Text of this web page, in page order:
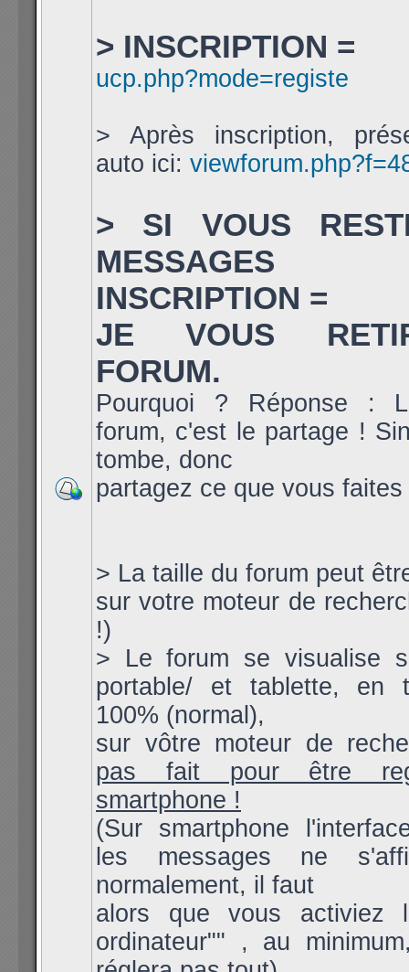
> INSCRIPTION =
ucp.php?mode=registe
> Après inscription,
auto ici:
> SI VOUS
MESSAGES
INSCRIPTION =
JE VOUS
FORUM.
Pourquoi ? Réponse :
forum, c'est le partage !
tombe, donc
partagez ce que vous faites
> La taille du forum peut
sur votre moteur de
!)
> Le forum se visualise
portable/ et tablette, en
100% (normal),
sur vôtre moteur de
pas fait pour être
smartphone !
(Sur smartphone
les messages ne
normalement, il faut
alors que vous activiez
ordinateur"" , au